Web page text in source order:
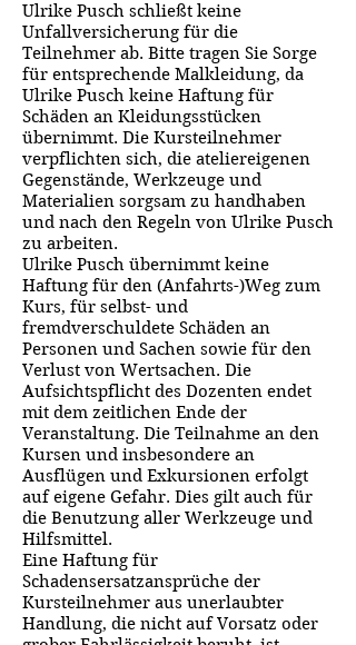
Ulrike Pusch schließt keine
Unfallversicherung für die
Teilnehmer ab. Bitte tragen Sie Sorge
für entsprechende Malkleidung, da
Ulrike Pusch keine Haftung für
Schäden an Kleidungsstücken
übernimmt. Die Kursteilnehmer
verpflichten sich, die ateliereigenen
Gegenstände, Werkzeuge und
Materialien sorgsam zu handhaben
und nach den Regeln von Ulrike Pusch
zu arbeiten.
Ulrike Pusch übernimmt keine
Haftung für den (Anfahrts-)Weg zum
Kurs, für selbst- und
fremdverschuldete Schäden an
Personen und Sachen sowie für den
Verlust von Wertsachen. Die
Aufsichtspflicht des Dozenten endet
mit dem zeitlichen Ende der
Veranstaltung. Die Teilnahme an den
Kursen und insbesondere an
Ausflügen und Exkursionen erfolgt
auf eigene Gefahr. Dies gilt auch für
die Benutzung aller Werkzeuge und
Hilfsmittel.
Eine Haftung für
Schadensersatzansprüche der
Kursteilnehmer aus unerlaubter
Handlung, die nicht auf Vorsatz oder